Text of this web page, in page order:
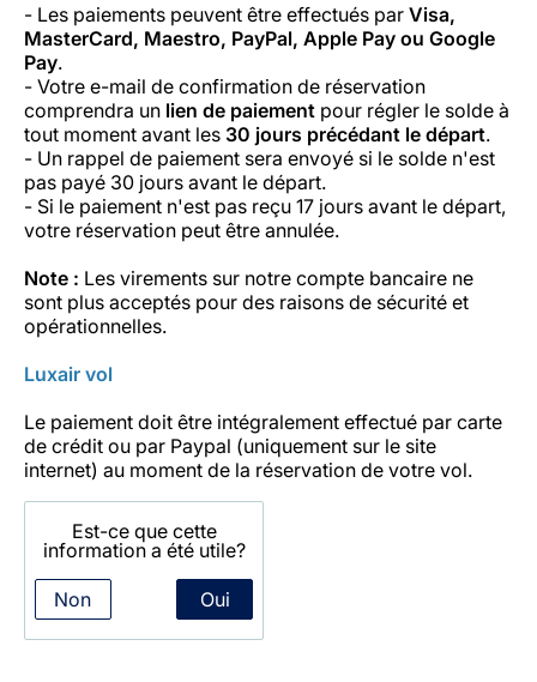
- Les paiements peuvent être effectués par Visa,
MasterCard, Maestro, PayPal, Apple Pay ou Google
Pay.
- Votre e-mail de confirmation de réservation
comprendra un lien de paiement pour régler le solde à
tout moment avant les 30 jours précédant le départ.
- Un rappel de paiement sera envoyé si le solde n'est
pas payé 30 jours avant le départ.
- Si le paiement n'est pas reçu 17 jours avant le départ,
votre réservation peut être annulée.
Note : Les virements sur notre compte bancaire ne
sont plus acceptés pour des raisons de sécurité et
opérationnelles.
Luxair vol
Le paiement doit être intégralement effectué par carte
de crédit ou par Paypal (uniquement sur le site
internet) au moment de la réservation de votre vol.
Est-ce que cette
information a été utile?
Non Oui